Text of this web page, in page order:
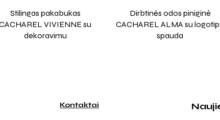
Stilingas pakabukas
VIVIENNE su
dekoravimu
Dirbtinės odos piniginė
CACHAREL ALMA su
spauda
Kontaktai